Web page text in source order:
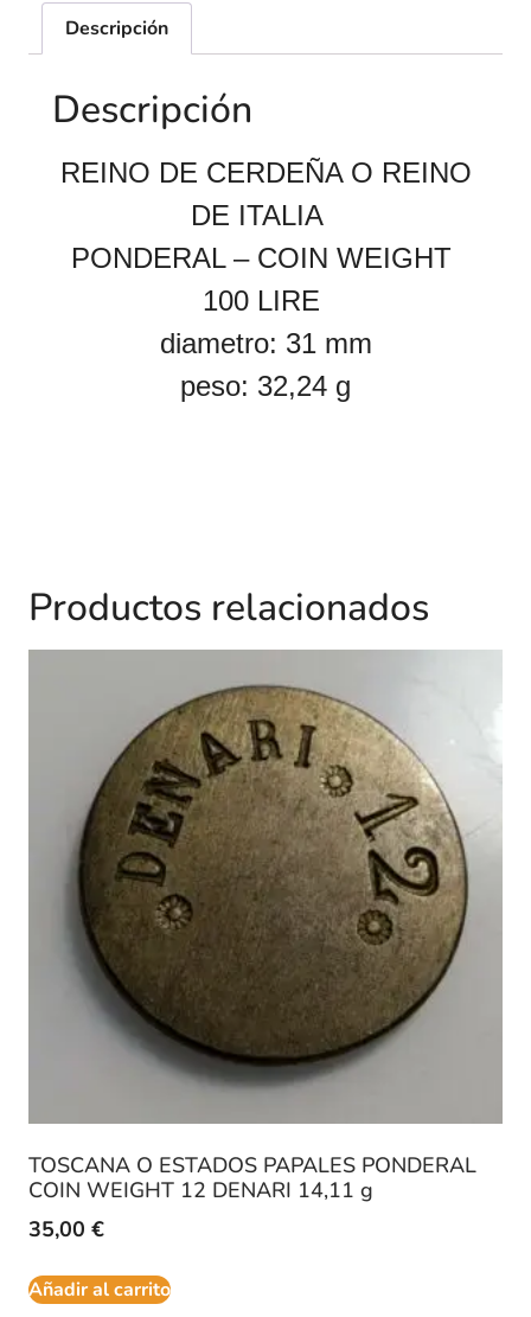
Descripción
Descripción
REINO DE CERDEÑA O REINO
DE ITALIA
PONDERAL – COIN WEIGHT
100 LIRE
diametro: 31 mm
peso: 32,24 g
Productos relacionados
TOSCANA O ESTADOS PAPALES PONDERAL
COIN WEIGHT 12 DENARI 14,11 g
35,00 €
Añadir al carrito